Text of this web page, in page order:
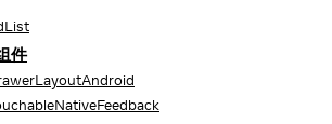
件